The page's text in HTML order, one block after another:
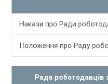
Накази про Ради
Положення про Раду
Рада роботодавців